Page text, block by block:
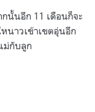
กนั้นอีก 11 เดือนก็จะ
นาวเข้าเขตอุ่นอีก
ม่กับลูก